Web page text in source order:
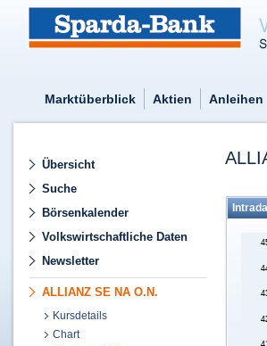
Marktüberblick Aktien Anleihen
Übersicht
Suche
Börsenkalender
Volkswirtschaftliche Daten
Newsletter
ALLIANZ SE NA O.N.
Kursdetails
Chart